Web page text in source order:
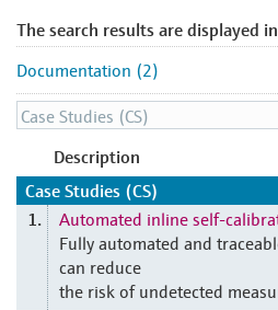
The search results are displayed
Documentation (2)
Description
Case Studies (CS)
1.
Automated inline self-
Fully automated and
can reduce
the risk of undetected